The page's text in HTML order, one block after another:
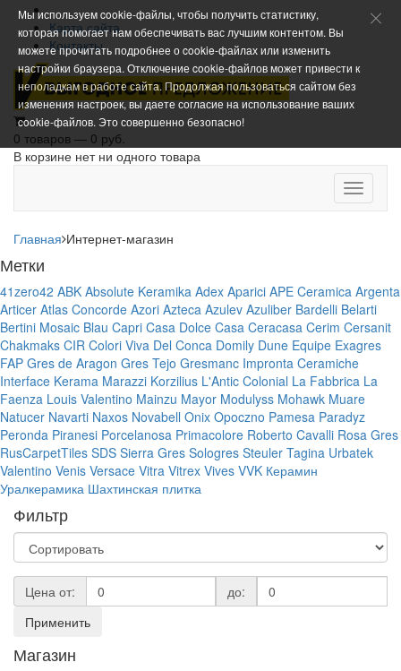
Карта сайта
Контакты
0 товаров — 0 руб.
В корзине нет ни одного товара
Toggle
Главная Интернет-магазин
Метки
41zero42 ABK Absolute Keramika Adex Aparici APE Ceramica Argenta
Articer Atlas Concorde Azori Azteca Azulev Azuliber Bardelli Belarti
Bertini Mosaic Blau Capri Casa Dolce Casa Ceracasa Cerim Cersanit
Chakmaks CIR Colori Viva Del Conca Domily Dune Equipe Exagres
FAP Gres de Aragon Gres Tejo Gresmanc Impronta Ceramiche
Interface Kerama Marazzi Korzilius L'Antic Colonial La Fabbrica La
Faenza Louis Valentino Mainzu Mayor Modulyss Mohawk Muare
Natucer Navarti Naxos Novabell Onix Opoczno Pamesa Paradyz
Peronda Piranesi Porcelanosa Primacolore Roberto Cavalli Rosa Gres
RusCarpetTiles SDS Sierra Gres Sologres Steuler Tagina Urbatek
Valentino Venis Versace Vitra Vitrex Vives VVK Керамин
Уралкерамика Шахтинская плитка
Фильтр
Цена от:
до:
Применить
Магазин
Мы используем cookie-файлы, чтобы получить статистику,
которая помогает нам обеспечивать вас лучшим контентом. Вы
можете прочитать подробнее о cookie-файлах или изменить
настройки браузера. Отключение cookie-файлов может привести к
неполадкам в работе сайта. Продолжая пользоваться сайтом без
изменения настроек, вы даете согласие на использование ваших
cookie-файлов. Это совершенно безопасно!